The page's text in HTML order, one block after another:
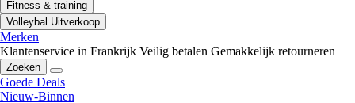
Fitness & training
Volleybal Uitverkoop
Merken
Klantenservice in Frankrijk Veilig betalen Gemakkelijk retourneren
Zoeken
Goede Deals
Nieuw-Binnen